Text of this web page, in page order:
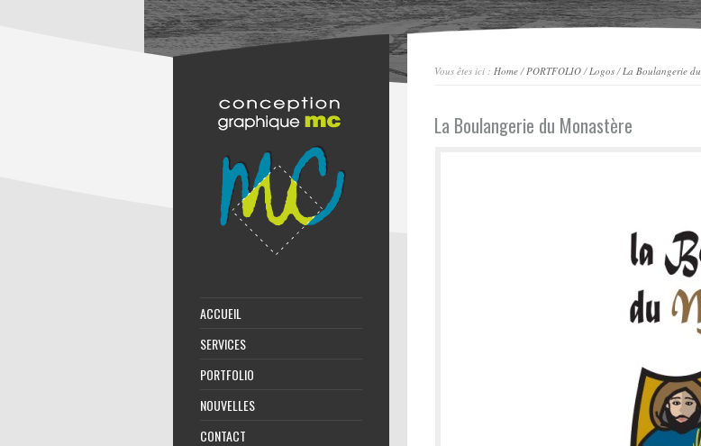
Vous êtes ici : Home/PORTFOLIO/Logos/La Boulangerie
La Boulangerie du Monastère
ACCUEIL
SERVICES
PORTFOLIO
NOUVELLES
CONTACT